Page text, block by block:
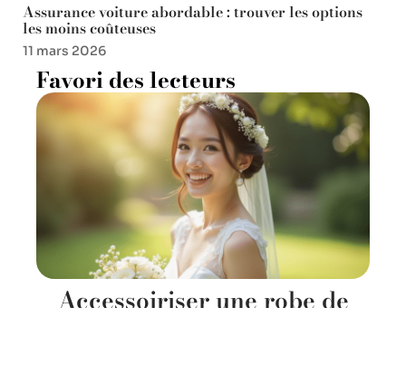
Assurance voiture abordable : trouver les options
les moins coûteuses
11 mars 2026
Favori des lecteurs
Accessoiriser une robe de